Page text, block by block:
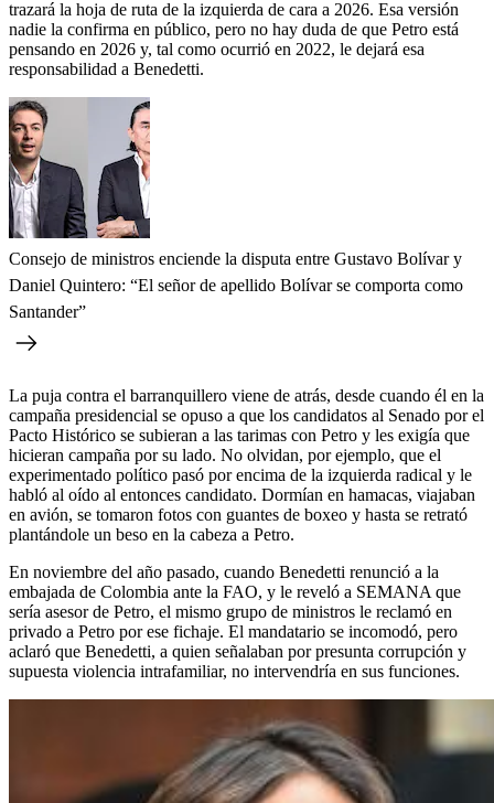
trazará la hoja de ruta de la izquierda de cara a 2026. Esa versión
nadie la confirma en público, pero no hay duda de que Petro está
pensando en 2026 y, tal como ocurrió en 2022, le dejará esa
responsabilidad a Benedetti.
Consejo de ministros enciende la disputa entre Gustavo Bolívar y
Daniel Quintero: “El señor de apellido Bolívar se comporta como
Santander”
La puja contra el barranquillero viene de atrás, desde cuando él en la
campaña presidencial se opuso a que los candidatos al Senado por el
Pacto Histórico se subieran a las tarimas con Petro y les exigía que
hicieran campaña por su lado. No olvidan, por ejemplo, que el
experimentado político pasó por encima de la izquierda radical y le
habló al oído al entonces candidato. Dormían en hamacas, viajaban
en avión, se tomaron fotos con guantes de boxeo y hasta se retrató
plantándole un beso en la cabeza a Petro.
En noviembre del año pasado, cuando Benedetti renunció a la
embajada de Colombia ante la FAO, y le reveló a SEMANA que
sería asesor de Petro, el mismo grupo de ministros le reclamó en
privado a Petro por ese fichaje. El mandatario se incomodó, pero
aclaró que Benedetti, a quien señalaban por presunta corrupción y
supuesta violencia intrafamiliar, no intervendría en sus funciones.